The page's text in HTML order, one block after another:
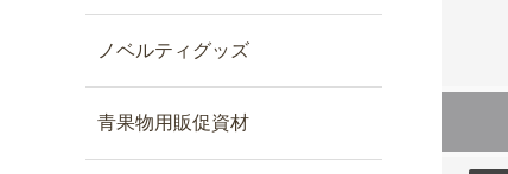
ノベルティグッズ
青果物用販促資材